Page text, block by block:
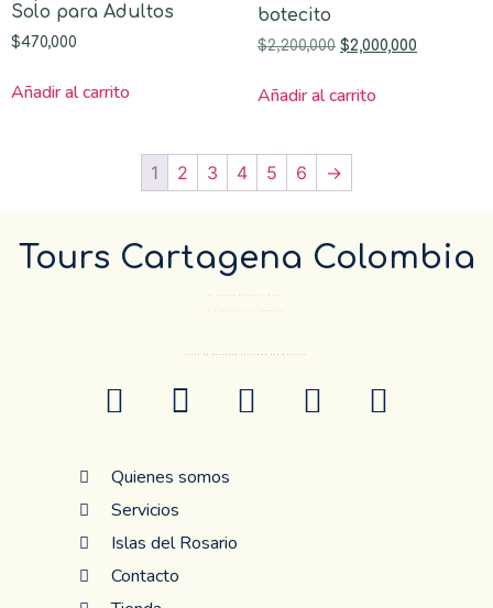
Solo para Adultos
$470,000
Añadir al carrito
botecito
$2,200,000 $2,000,000
Añadir al carrito
1 2 3 4 5 6 →
Tours Cartagena Colombia
Quienes somos
Servicios
Islas del Rosario
Contacto